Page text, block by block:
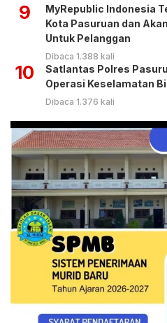
9
MyRepublic Indonesia
Kota Pasuruan dan
Untuk Pelanggan
Dibaca 1.388 kali
10
Satlantas Polres
Operasi Keselamatan
Dibaca 1.376 kali